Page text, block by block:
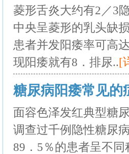
菱形舌炎大约有2／3
中央呈菱形的乳头缺
患者并发阳痿率可高
现阳痿就有8．排尿..[
糖尿病阳痿常见的
面容色泽发红典型糖
调查过千例隐性糖尿
89．5％的患者呈不